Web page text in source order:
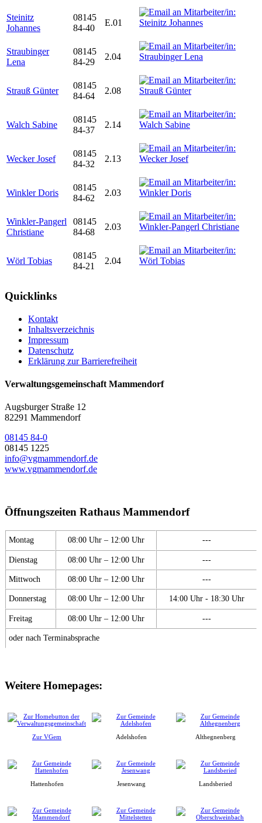
Steinitz
Johannes
08145
84-40
E.01
Straubinger
Lena
08145
84-29
2.04
Strauß Günter
08145
84-64
2.08
Walch Sabine
08145
84-37
2.14
Wecker Josef
08145
84-32
2.13
Winkler Doris
08145
84-62
2.03
Winkler-Pangerl
Christiane
08145
84-68
2.03
Wörl Tobias
08145
84-21
2.04
Quicklinks
Kontakt
Inhaltsverzeichnis
Impressum
Datenschutz
Erklärung zur Barrierefreiheit
Verwaltungsgemeinschaft Mammendorf
Augsburger Straße 12
82291 Mammendorf
08145 84-0
08145 1225
info@vgmammendorf.de
www.vgmammendorf.de
Öffnungszeiten Rathaus Mammendorf
Montag 08:00 Uhr – 12:00 Uhr ---
Dienstag 08:00 Uhr – 12:00 Uhr ---
Mittwoch 08:00 Uhr – 12:00 Uhr ---
Donnerstag 08:00 Uhr – 12:00 Uhr 14:00 Uhr - 18:30 Uhr
Freitag 08:00 Uhr – 12:00 Uhr ---
oder nach Terminabsprache
Weitere Homepages:
Zur VGem Adelshofen Althegnenberg
Hattenhofen Jesenwang Landsberied